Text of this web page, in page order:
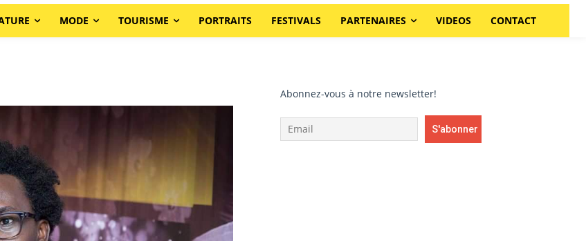
MODE TOURISME PORTRAITS FESTIVALS PARTENAIRES VIDEOS CONTACT
Abonnez-vous à notre newsletter!